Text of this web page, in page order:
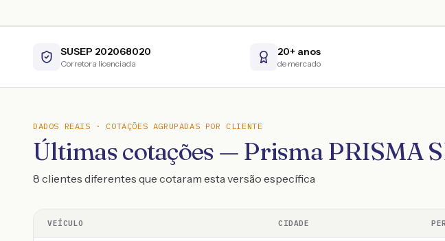
SUSEP 202068020
Corretora licenciada
20+ anos
de mercado
DADOS REAIS · COTAÇÕES AGRUPADAS POR CLIENTE
Últimas cotações — Prisma PRISMA
8 clientes diferentes que cotaram esta versão específica
VEÍCULO CIDADE